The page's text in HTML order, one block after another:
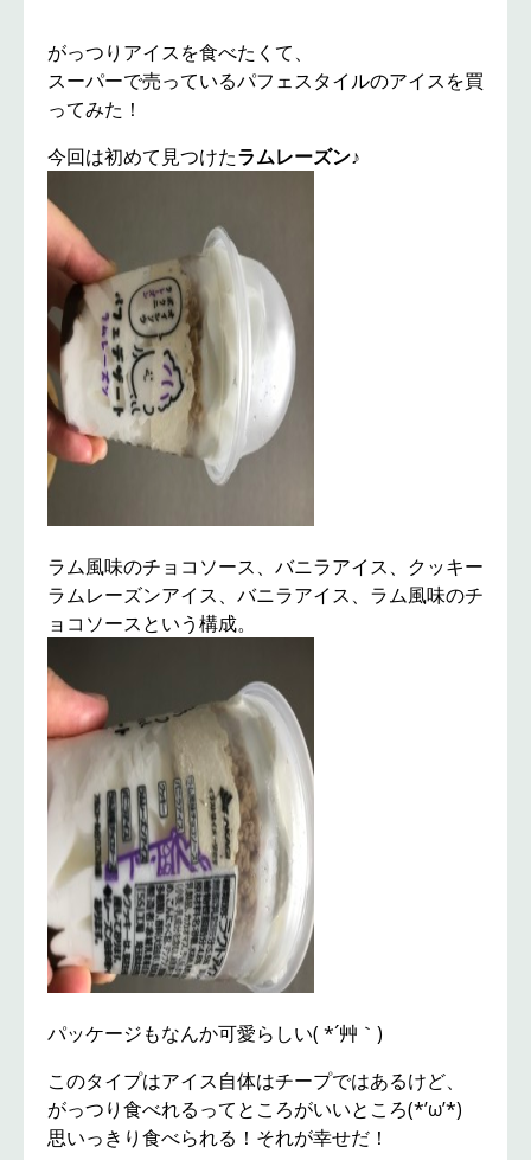
がっつりアイスを食べたくて、
スーパーで売っているパフェスタイルのアイスを買
ってみた！
今回は初めて見つけたラムレーズン♪
ラム風味のチョコソース、バニラアイス、クッキー
ラムレーズンアイス、バニラアイス、ラム風味のチ
ョコソースという構成。
パッケージもなんか可愛らしい( *´艸｀)
このタイプはアイス自体はチープではあるけど、
がっつり食べれるってところがいいところ(*’ω’*)
思いっきり食べられる！それが幸せだ！